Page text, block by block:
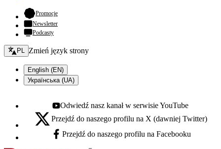
Promocje- otwiera się w nowej karcie
Newsletter
Podcasty
Zmień język - bieżący:
PL Zmień język strony
English (EN)
Українська (UA)
Youtube - otwiera się w nowej karcie
Odwiedź nasz kanał w serwisie YouTube
X - otwiera się w nowej karcie
Przejdź do naszego profilu na X (dawniej Twitter)
Facebook - otwiera się w nowej karcie
Przejdź do naszego profilu na Facebooku